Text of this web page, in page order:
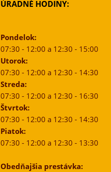
ÚRADNÉ HODINY:
Pondelok:
07:30 - 12:00 a 12:30 - 15:00
Utorok:
07:30 - 12:00 a 12:30 - 14:30
Streda:
07:30 - 12:00 a 12:30 - 16:30
Štvrtok:
07:30 - 12:00 a 12:30 - 14:30
Piatok:
07:30 - 12:00 a 12:30 - 13:30
Obedňajšia prestávka: